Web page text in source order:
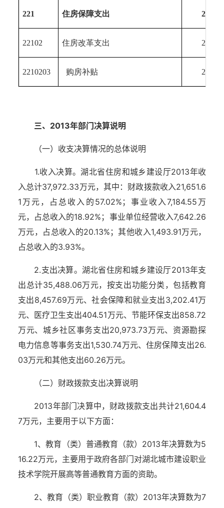
221 住房保障支出 26.03
22102 住房改革支出 26.03
2210203 购房补贴 26.03
三、2013年部门决算说明
（一）收支决算情况的总体说明
1.收入决算。湖北省住房和城乡建设厅2013年收
入总计37,972.33万元，其中：财政拨款收入21,651.6
1万元，占总收入的57.02%；事业收入7,184.55万
元，占总收入的18.92%；事业单位经营收入7,642.26
万元，占总收入的20.13%；其他收入1,493.91万元，
占总收入的3.93%。
2.支出决算。湖北省住房和城乡建设厅2013年支
出总计35,488.06万元，按支出功能分类，包括教育
支出8,457.69万元、社会保障和就业支出3,202.41万
元、医疗卫生支出404.51万元、节能环保支出858.72
万元、城乡社区事务支出20,973.73万元、资源勘探
电力信息等事务支出1,530.74万元、住房保障支出26.
03万元和其他支出60.26万元。
（二）财政拨款支出决算说明
2013年部门决算中，财政拨款支出共计21,604.4
7万元，主要用于以下方面：
1、教育（类）普通教育（款）2013年决算数为5
16.22万元，主要用于政府各部门对湖北城市建设职业
技术学院开展高等普通教育方面的资助。
2、教育（类）职业教育（款）2013年决算数为7